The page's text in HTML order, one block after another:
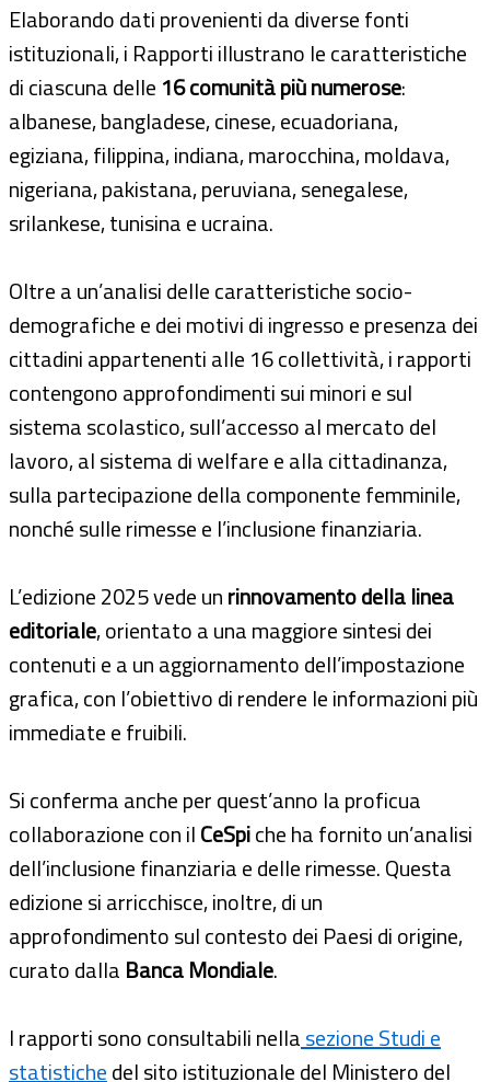
Elaborando dati provenienti da diverse fonti
istituzionali, i Rapporti illustrano le caratteristiche
di ciascuna delle 16 comunità più numerose:
albanese, bangladese, cinese, ecuadoriana,
egiziana, filippina, indiana, marocchina, moldava,
nigeriana, pakistana, peruviana, senegalese,
srilankese, tunisina e ucraina.
Oltre a un’analisi delle caratteristiche socio-
demografiche e dei motivi di ingresso e presenza dei
cittadini appartenenti alle 16 collettività, i rapporti
contengono approfondimenti sui minori e sul
sistema scolastico, sull’accesso al mercato del
lavoro, al sistema di welfare e alla cittadinanza,
sulla partecipazione della componente femminile,
nonché sulle rimesse e l’inclusione finanziaria.
L’edizione 2025 vede unrinnovamento della linea
editoriale, orientato a una maggiore sintesi dei
contenuti e a un aggiornamento dell’impostazione
grafica, con l’obiettivo di rendere le informazioni più
immediate e fruibili.
Si conferma anche per quest’anno la proficua
collaborazione con ilCeSpiche ha fornito un’analisi
dell’inclusione finanziaria e delle rimesse. Questa
edizione si arricchisce, inoltre, di un
approfondimento sul contesto dei Paesi di origine,
curato dalla Banca Mondiale.
I rapporti sono consultabili nellasezione Studi e
statistichedel sito istituzionale del Ministero del